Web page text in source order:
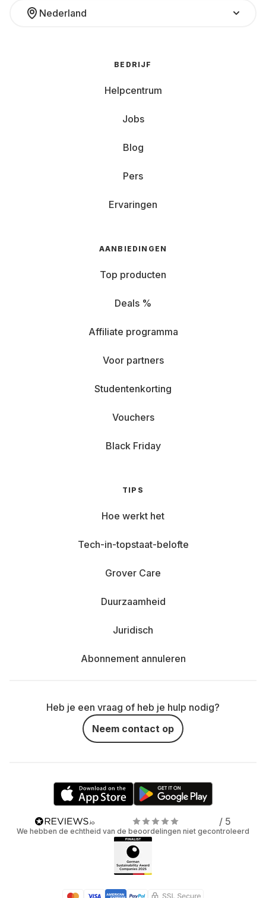
Nederland
BEDRIJF
Helpcentrum
Jobs
Blog
Pers
Ervaringen
AANBIEDINGEN
Top producten
Deals %
Affiliate programma
Voor partners
Studentenkorting
Vouchers
Black Friday
TIPS
Hoe werkt het
Tech-in-topstaat-belofte
Grover Care
Duurzaamheid
Juridisch
Abonnement annuleren
Heb je een vraag of heb je hulp nodig?
Neem contact op
/ 5
We hebben de echtheid van de beoordelingen niet gecontroleerd